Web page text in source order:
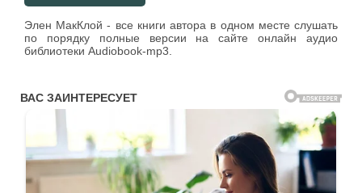
Элен МакКлой - все книги автора в одном месте слушать
по порядку полные версии на сайте онлайн аудио
библиотеки Audiobook-mp3.